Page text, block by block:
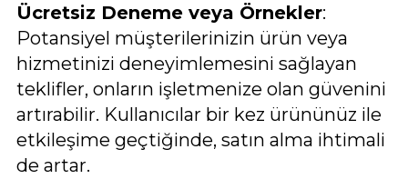
Ücretsiz Deneme veya Örnekler:
Potansiyel müşterilerinizin ürün veya
hizmetinizi deneyimlemesini sağlayan
teklifler, onların işletmenize olan güvenini
artırabilir. Kullanıcılar bir kez ürününüz ile
etkileşime geçtiğinde, satın alma ihtimali
de artar.